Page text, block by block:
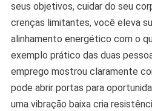
seus objetivos, cuidar do seu
crenças limitantes, você eleva
alinhamento energético com o
exemplo prático das duas
emprego mostrou claramente
pode abrir portas para
uma vibração baixa cria